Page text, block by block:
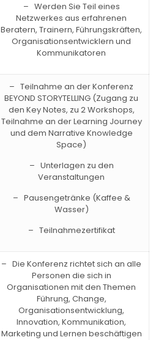
– Werden Sie Teil eines
Netzwerkes aus erfahrenen
Beratern, Trainern, Führungskräften,
Organisationsentwicklern und
Kommunikatoren
– Teilnahme an der Konferenz
BEYOND STORYTELLING (Zugang zu
den Key Notes, zu 2 Workshops,
Teilnahme an der Learning Journey
und dem Narrative Knowledge
Space)
– Unterlagen zu den
Veranstaltungen
– Pausengetränke (Kaffee &
Wasser)
– Teilnahmezertifikat
– Die Konferenz richtet sich an alle
Personen die sich in
Organisationen mit den Themen
Führung, Change,
Organisationsentwicklung,
Innovation, Kommunikation,
Marketing und Lernen beschäftigen